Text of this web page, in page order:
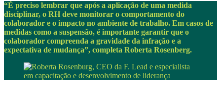
“É preciso lembrar que após a aplicação de uma medida
disciplinar, o RH deve monitorar o comportamento do
colaborador e o impacto no ambiente de trabalho. Em casos de
medidas como a suspensão, é importante garantir que o
colaborador compreenda a gravidade da infração e a
expectativa de mudança”, completa Roberta Rosenberg.